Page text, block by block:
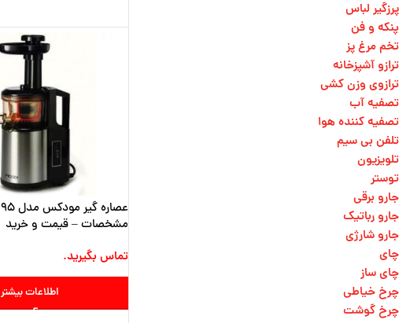
پرزگیر لباس
پنکه و فن
تخم مرغ پز
ترازو آشپزخانه
ترازوی وزن کشی​
تصفیه آب
تصفیه کننده هوا
تلفن بی سیم
تلویزیون
توستر
جارو برقی
جارو رباتیک
جارو شارژی
چای
چای ساز
چرخ خیاطی
چرخ گوشت
مشخصات – قیمت و خرید
تماس بگیرید.
اطلاعات بیشتر